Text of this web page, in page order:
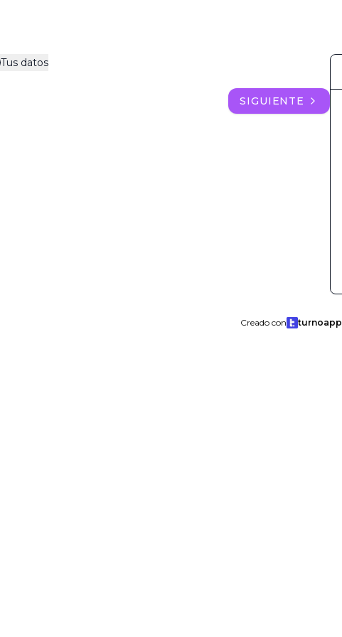
Tus datos
SIGUIENTE
Creado con turnoapp